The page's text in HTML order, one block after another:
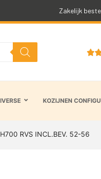
Zakelijk

KOZIJNEN
RVS INCL.BEV. 52-56